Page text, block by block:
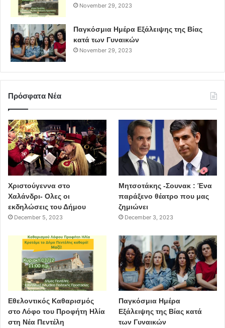
Φωτογράφος παράστασης: Ευαγγελία Θωμάκου
Make up artist: Μαρίνα Λυμπεροπούλου
Υπεύθυνος επικοινωνίας: Αντώνης Κοκολάκης
Οργάνωση παραγωγής: Αργύρης Ναστόπουλος
Εκτέλεση παραγωγής: Γιάννης Περίδης
Παραγωγή: Celestial Arts & Entertainment Productions
November 29, 2023
Παγκόσμια Ημέρα Εξάλειψης της Βίας
κατά των Γυναικών
November 29, 2023
Πρόσφατα Νέα
Χριστούγεννα στο
Χαλάνδρι- Ολες οι
εκδηλώσεις του Δήμου
December 5, 2023
Μητσοτάκης -Σουνακ : Ένα
παράξενο θέατρο που μας
ζημιώνει
December 3, 2023
Εθελοντικός Καθαρισμός
στο Λόφο του Προφήτη Ηλία
στη Νέα Πεντέλη
Παγκόσμια Ημέρα
Εξάλειψης της Βίας κατά
των Γυναικών